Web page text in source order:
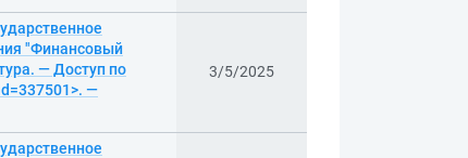
"Финансовый
— Доступ по
—
3/5/2025